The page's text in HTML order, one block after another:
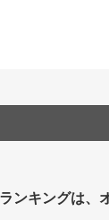
ンキングは、